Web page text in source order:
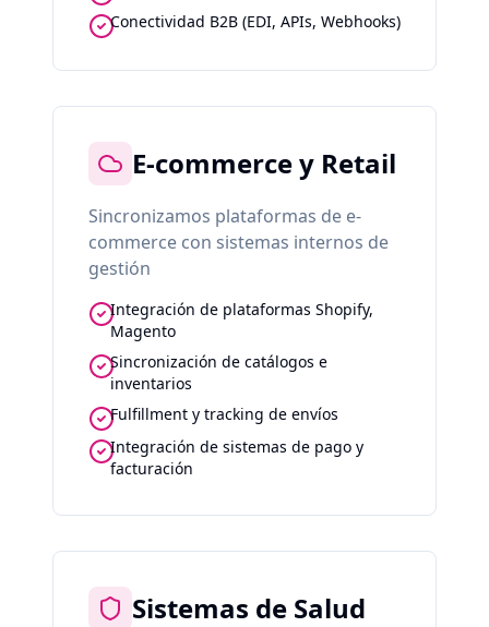
Conectividad B2B (EDI, APIs, Webhooks)
E-commerce y Retail
Sincronizamos plataformas de e-
commerce con sistemas internos de
gestión
Integración de plataformas Shopify,
Magento
Sincronización de catálogos e
inventarios
Fulfillment y tracking de envíos
Integración de sistemas de pago y
facturación
Sistemas de Salud